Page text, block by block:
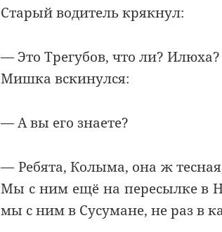
Старый водитель крякнул:
— Это Трегубов, что ли? Илюха?
Мишка вскинулся:
— А вы его знаете?
— Ребята, Колыма, она ж
Мы с ним ещё на пересылке в
мы с ним в Сусумане, не раз в